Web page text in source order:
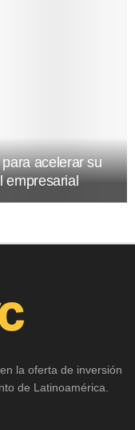
acelerar su
empresarial
la oferta de inversión
de Latinoamérica.